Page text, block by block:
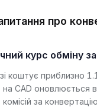
про
коштує приблизно
на CAD оновлюється
за